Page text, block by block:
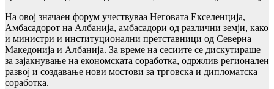
На овој значаен форум учествуваа Неговата Екселенција,
Амбасадорот на Албанија, амбасадори од различни земји, како
и министри и институционални претставници од Северна
Македонија и Албанија. За време на сесиите се дискутираше
за зајакнување на економската соработка, одржлив регионален
развој и создавање нови мостови за трговска и дипломатска
соработка.